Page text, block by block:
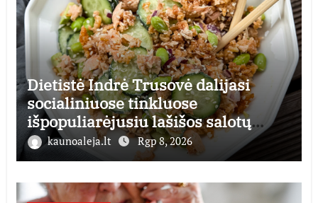
Dietistė Indrė Trusovė dalijasi
socialiniuose tinkluose
išpopuliarėjusiu lašišos salotų
receptu
kaunoaleja.lt Rgp 8, 2026